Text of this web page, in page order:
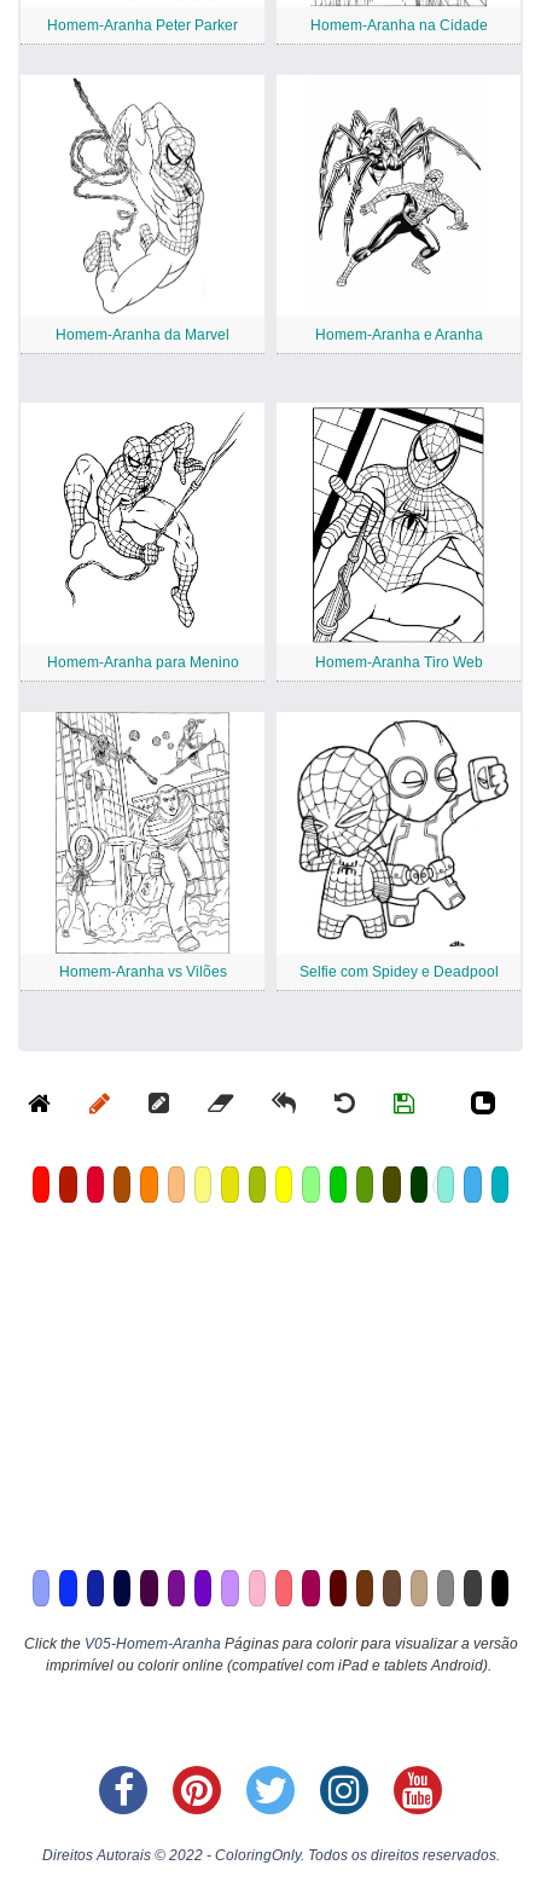
Homem-Aranha Peter Parker Homem-Aranha na Cidade
Homem-Aranha da Marvel Homem-Aranha e Aranha
Homem-Aranha para Menino Homem-Aranha Tiro Web
Homem-Aranha vs Vilões Selfie com Spidey e Deadpool
Click the V05-Homem-AranhaPáginas para colorir para visualizar a versão
imprimível ou colorir online (compatível com iPad e tablets Android).
Direitos Autorais © 2022 - ColoringOnly. Todos os direitos reservados.